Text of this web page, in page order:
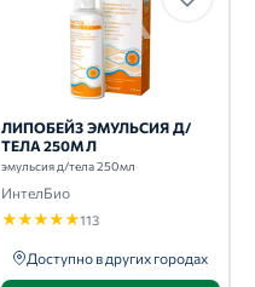
ЛИПОБЕЙЗ ЭМУЛЬСИЯ Д/
ТЕЛА 250МЛ
эмульсия д/тела 250мл
ИнтелБио
★★★★★113
Доступно в других городах